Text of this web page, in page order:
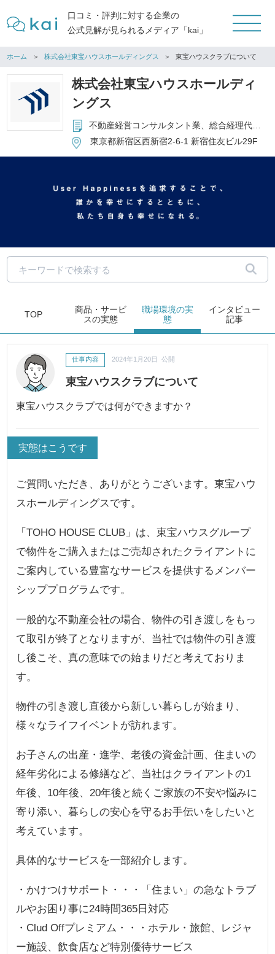
口コミ・評判に対する企業の
公式見解が見られるメディア「kai」
ホーム 株式会社東宝ハウスホールディングス 東宝ハウスクラブについて
株式会社東宝ハウスホールディ
ングス
不動産経営コンサルタント業、総合経理代行業、システムインテグレーション業
東京都新宿区西新宿2-6-1 新宿住友ビル29F
TOP
商品・サービ
スの実態
職場環境の実
態
インタビュー
記事
東宝ハウスクラブについて
仕事内容 2024年1月20日 公開
東宝ハウスクラブでは何ができますか？
実態はこうです
ご質問いただき、ありがとうございます。東宝ハウ
スホールディングスです。
「TOHO HOUSE CLUB」は、東宝ハウスグループ
で物件をご購入またはご売却されたクライアントに
ご案内している豊富なサービスを提供するメンバー
シッププログラムです。
一般的な不動産会社の場合、物件の引き渡しをもっ
て取引が終了となりますが、当社では物件の引き渡
し後こそ、真の意味での始まりだと考えておりま
す。
物件の引き渡し直後から新しい暮らしが始まり、
様々なライフイベントが訪れます。
お子さんの出産・進学、老後の資金計画、住まいの
経年劣化による修繕など、当社はクライアントの1
年後、10年後、20年後と続くご家族の不安や悩みに
寄り添い、暮らしの安心を守るお手伝いをしたいと
考えています。
具体的なサービスを一部紹介します。
・かけつけサポート・・・「住まい」の急なトラブ
ルやお困り事に24時間365日対応
・Clud Offプレミアム・・・ホテル・旅館、レジャ
ー施設、飲食店など特別優待サービス